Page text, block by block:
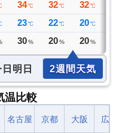
34 ℃
23 ℃
30 %
32 ℃
22 ℃
20 %
32 ℃
20 ℃
20 %
明日 2週間天気
温比較
名古屋 京都 大阪 広